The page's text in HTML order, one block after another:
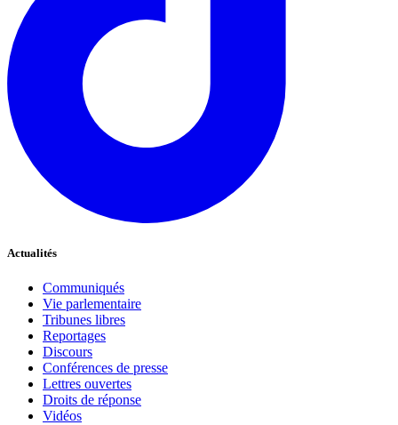
Actualités
Communiqués
Vie parlementaire
Tribunes libres
Reportages
Discours
Conférences de presse
Lettres ouvertes
Droits de réponse
Vidéos